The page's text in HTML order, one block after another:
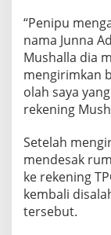
“Penipu
nama Junna
Mushalla dia
mengirimkan
olah saya
rekening
Setelah
mendesak
ke rekening
kembali
tersebut.